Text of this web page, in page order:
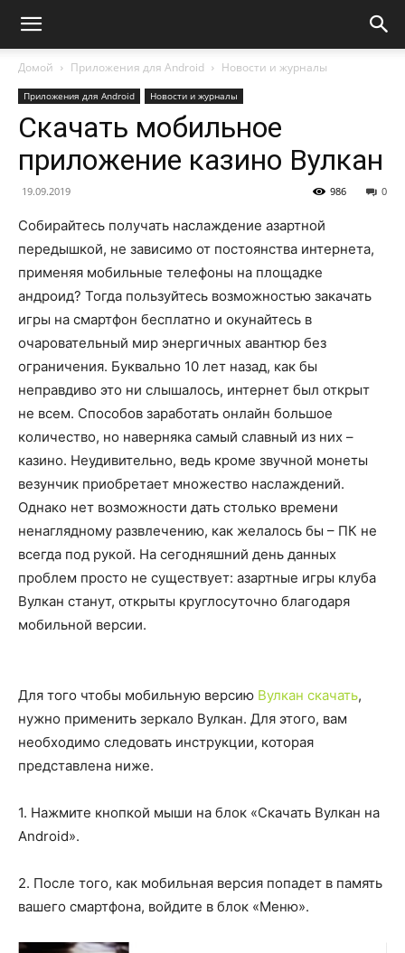
Домой Приложения для Android Новости и журналы
Приложения для Android Новости и журналы
Скачать мобильное
приложение казино Вулкан
19.09.2019 0
986
Собирайтесь получать наслаждение азартной
передышкой, не зависимо от постоянства интернета,
применяя мобильные телефоны на площадке
андроид? Тогда пользуйтесь возможностью закачать
игры на смартфон бесплатно и окунайтесь в
очаровательный мир энергичных авантюр без
ограничения. Буквально 10 лет назад, как бы
неправдиво это ни слышалось, интернет был открыт
не всем. Способов заработать онлайн большое
количество, но наверняка самый славный из них –
казино. Неудивительно, ведь кроме звучной монеты
везунчик приобретает множество наслаждений.
Однако нет возможности дать столько времени
ненаглядному развлечению, как желалось бы – ПК не
всегда под рукой. На сегодняшний день данных
проблем просто не существует: азартные игры клуба
Вулкан станут, открыты круглосуточно благодаря
мобильной версии.
Для того чтобы мобильную версию Вулкан скачать,
нужно применить зеркало Вулкан. Для этого, вам
необходимо следовать инструкции, которая
представлена ниже.
1. Нажмите кнопкой мыши на блок «Скачать Вулкан на
Android».
2. После того, как мобильная версия попадет в память
вашего смартфона, войдите в блок «Меню».